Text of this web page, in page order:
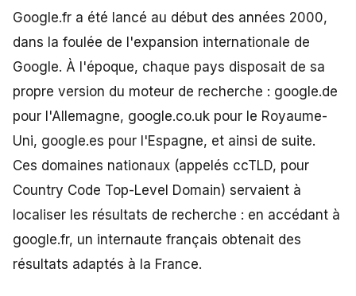
Google.fr a été lancé au début des années 2000,
dans la foulée de l'expansion internationale de
Google. À l'époque, chaque pays disposait de sa
propre version du moteur de recherche : google.de
pour l'Allemagne, google.co.uk pour le Royaume-
Uni, google.es pour l'Espagne, et ainsi de suite.
Ces domaines nationaux (appelés ccTLD, pour
Country Code Top-Level Domain) servaient à
localiser les résultats de recherche : en accédant à
google.fr, un internaute français obtenait des
résultats adaptés à la France.